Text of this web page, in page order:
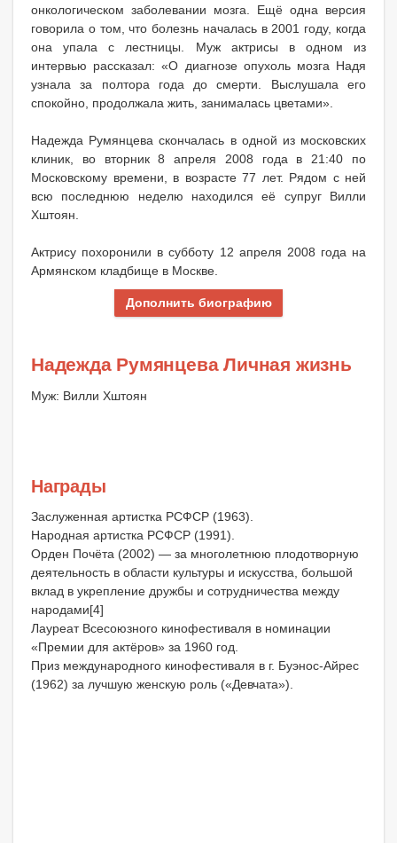
онкологическом заболевании мозга. Ещё одна версия
говорила о том, что болезнь началась в 2001 году, когда
она упала с лестницы. Муж актрисы в одном из
интервью рассказал: «О диагнозе опухоль мозга Надя
узнала за полтора года до смерти. Выслушала его
спокойно, продолжала жить, занималась цветами».
Надежда Румянцева скончалась в одной из московских
клиник, во вторник 8 апреля 2008 года в 21:40 по
Московскому времени, в возрасте 77 лет. Рядом с ней
всю последнюю неделю находился её супруг Вилли
Хштоян.
Актрису похоронили в субботу 12 апреля 2008 года на
Армянском кладбище в Москве.
Дополнить биографию
Надежда Румянцева Личная жизнь
Муж: Вилли Хштоян
Награды
Заслуженная артистка РСФСР (1963).
Народная артистка РСФСР (1991).
Орден Почёта (2002) — за многолетнюю плодотворную
деятельность в области культуры и искусства, большой
вклад в укрепление дружбы и сотрудничества между
народами[4]
Лауреат Всесоюзного кинофестиваля в номинации
«Премии для актёров» за 1960 год.
Приз международного кинофестиваля в г. Буэнос-Айрес
(1962) за лучшую женскую роль («Девчата»).